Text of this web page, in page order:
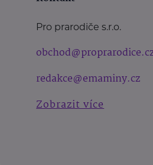
Pro prarodiče s.r.o.
redakce@emaminy.cz
Zobrazit více